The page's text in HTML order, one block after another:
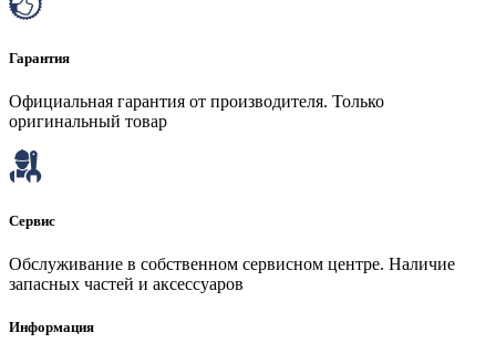
Гарантия
Официальная гарантия от производителя. Только
оригинальный товар
Сервис
Обслуживание в собственном сервисном центре. Наличие
запасных частей и аксессуаров
Информация